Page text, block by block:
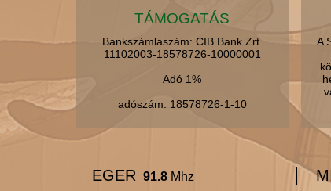
TÁMOGATÁS
Bankszámlaszám: CIB Bank Zrt.
11102003-18578726-10000001
Adó 1%
adószám: 18578726-1-10
A
EGER 91.8Mhz